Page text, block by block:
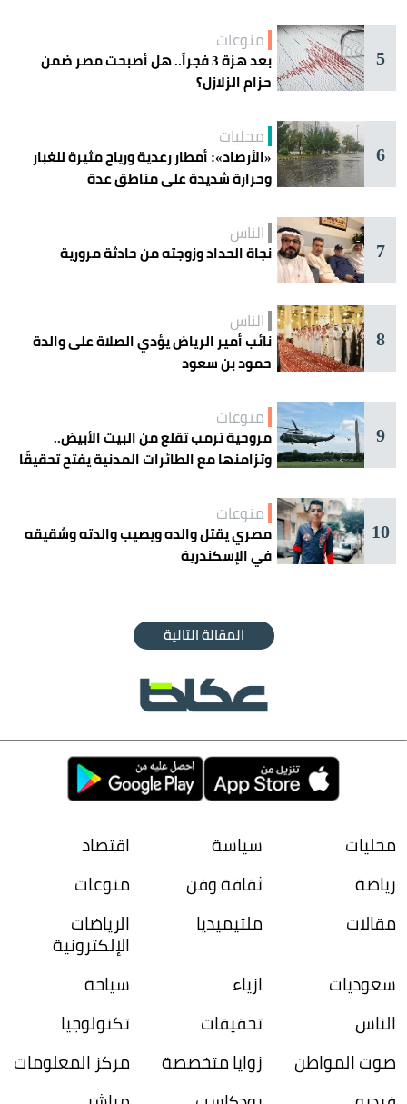
5
منوعات
بعد هزة 3 فجراً.. هل أصبحت مصر ضمن
حزام الزلازل؟
6
محليات
«الأرصاد»: أمطار رعدية ورياح مثيرة للغبار
وحرارة شديدة على مناطق عدة
7
الناس
نجاة الحداد وزوجته من حادثة مرورية
8
الناس
نائب أمير الرياض يؤدي الصلاة على والدة
حمود بن سعود
9
منوعات
مروحية ترمب تقلع من البيت الأبيض..
وتزامنها مع الطائرات المدنية يفتح تحقيقًا
10
منوعات
مصري يقتل والده ويصيب والدته وشقيقه
في الإسكندرية
المقالة التالية
محليات سياسة
اقتصاد
رياضة
ثقافة وفن
منوعات
مقالات
ملتيميديا الرياضات
الإلكترونية
سعوديات
ازياء
سياحة
الناس
تحقيقات
تكنولوجيا
صوت المواطن
زوايا متخصصة
مركز المعلومات